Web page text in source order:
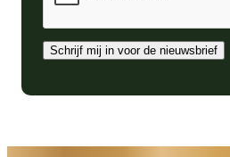
Schrijf mij in voor de nieuwsbrief